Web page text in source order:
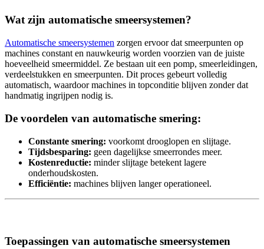
Wat zijn automatische smeersystemen?
Automatische smeersystemen zorgen ervoor dat smeerpunten op
machines constant en nauwkeurig worden voorzien van de juiste
hoeveelheid smeermiddel. Ze bestaan uit een pomp, smeerleidingen,
verdeelstukken en smeerpunten. Dit proces gebeurt volledig
automatisch, waardoor machines in topconditie blijven zonder dat
handmatig ingrijpen nodig is.
De voordelen van automatische smering:
Constante smering: voorkomt drooglopen en slijtage.
Tijdsbesparing: geen dagelijkse smeerrondes meer.
Kostenreductie: minder slijtage betekent lagere
onderhoudskosten.
Efficiëntie: machines blijven langer operationeel.
Toepassingen van automatische smeersystemen